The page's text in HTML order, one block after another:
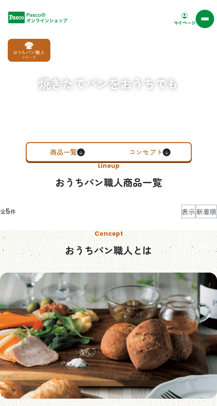
Pascoオンラインショップ マイページ
焼きたてパンをおうちでも
商品一覧 コンセプト
Lineup
おうちパン職人商品一覧
全5件 表示 新着順
Concept
おうちパン職人とは